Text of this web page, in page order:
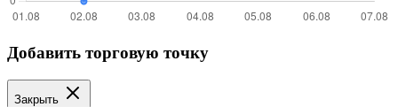
Добавить торговую точку
Закрыть